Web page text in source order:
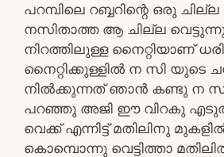
പറമ്പിലെ റബ്ബറിന്റെ ഒരു
നസിതാത്ത ആ ചില്ല
നിറത്തിലുള്ള നൈറ്റിയാണ്
നൈറ്റിക്കുള്ളിൽ ന സി യുടെ
നിൽക്കുന്നത് ഞാൻ കണ്ടു ന
പറഞ്ഞു അജി ഈ വിറകു എടുത്ത്
വെക്ക് എന്നിട്ട് മതിലിനു
കൊമ്പൊന്നു വെട്ടിത്താ